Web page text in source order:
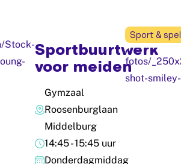
Sportbuurtwerk
voor meiden
Gymzaal
Roosenburglaan
Middelburg
14:45 - 15:45 uur
Donderdagmiddag
Sport & spel